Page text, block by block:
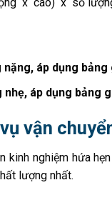
áp dụng bảng
áp dụng bảng
vận
kinh nghiệm hứa
lượng nhất.